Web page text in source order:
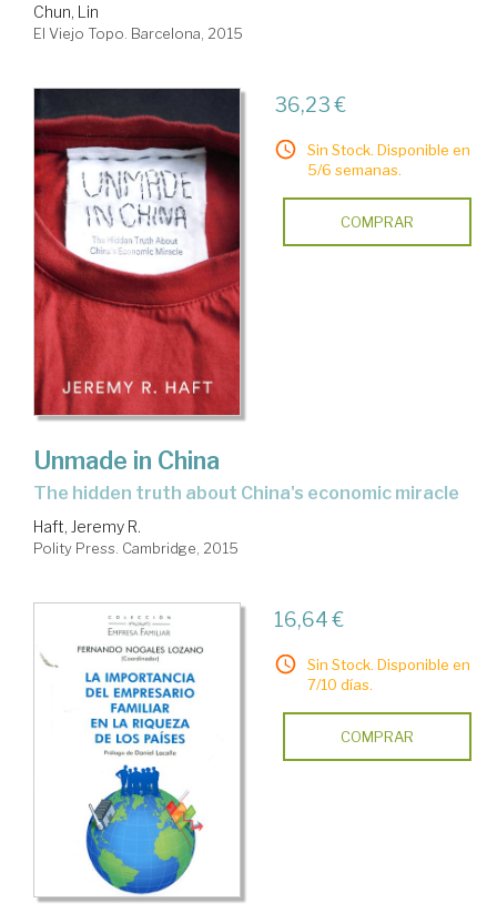
Chun, Lin
El Viejo Topo. Barcelona, 2015
36,23 €
Sin Stock. Disponible en
5/6 semanas.
COMPRAR
Unmade in China
the hidden truth about China's economic miracle
Haft, Jeremy R.
Polity Press. Cambridge, 2015
16,64 €
Sin Stock. Disponible en
7/10 días.
COMPRAR